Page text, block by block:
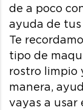
de a poco
ayuda de
Te
tipo de
rostro limpio
manera,
vayas a